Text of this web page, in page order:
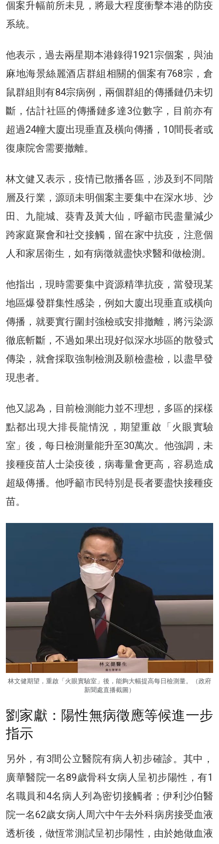
個案升幅前所未見，將最大程度衝擊本港的防疫
系統。
他表示，過去兩星期本港錄得1921宗個案，與油
麻地海景絲麗酒店群組相關的個案有768宗，倉
鼠群組則有84宗病例，兩個群組的傳播鏈仍未切
斷，估計社區的傳播鏈多達3位數字，目前亦有
超過24幢大廈出現垂直及橫向傳播，10間長者或
復康院舍需要撤離。
林文健又表示，疫情已散播各區，涉及到不同階
層及行業，源頭未明個案主要集中在深水埗、沙
田、九龍城、葵青及黃大仙，呼籲市民盡量減少
跨家庭聚會和社交接觸，留在家中抗疫，注意個
人和家居衛生，如有病徵就盡快求醫和做檢測。
他指出，現時需要集中資源精準抗疫，當發現某
地區爆發群集性感染，例如大廈出現垂直或橫向
傳播，就要實行圍封強檢或安排撤離，將污染源
徹底斬斷，不過如果出現好似深水埗區的散發式
傳染，就會採取強制檢測及願檢盡檢，以盡早發
現患者。
他又認為，目前檢測能力並不理想，多區的採樣
點都出現大排長龍情況，期望重啟「火眼實驗
室」後，每日檢測量能升至30萬次。他強調，未
接種疫苗人士染疫後，病毒量會更高，容易造成
超級傳播。他呼籲市民特別是長者要盡快接種疫
苗。
林文健期望，重啟「火眼實驗室」後，能夠大幅提高每日檢測量。（政府
新聞處直播截圖）
劉家獻：陽性無病徵應等候進一步
指示
另外，有3間公立醫院有病人初步確診。其中，
廣華醫院一名89歲骨科女病人呈初步陽性，有1
名職員和4名病人列為密切接觸者；伊利沙伯醫
院一名62歲女病人周六中午去外科病房接受血液
透析後，做恆常測試呈初步陽性，由於她做血液